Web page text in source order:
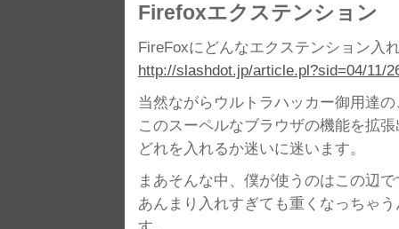
Firefoxエクステンション
FireFoxにどんなエクステンション入
http://slashdot.jp/article.pl?sid=04/11/
当然ながらウルトラハッカー御用達
このスーペルなブラウザの機能を拡
どれを入れるか迷いに迷います。
まあそんな中、僕が使うのはこの辺
あんまり入れすぎても重くなっちゃ